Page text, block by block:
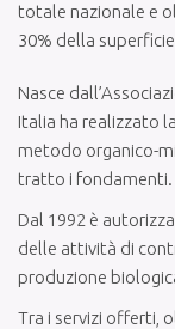
totale nazionale e
30% della
Nasce
Italia ha realizzato
metodo organico-
tratto i fondamenti.
Dal 1992 è
delle attività di
produzione
Tra i servizi offerti,